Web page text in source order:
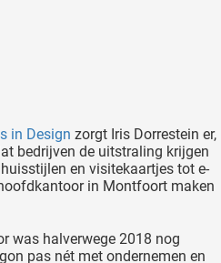
in Design zorgt Iris Dorrestein er,
bedrijven de uitstraling krijgen
en visitekaartjes tot e-
in Montfoort maken
was halverwege 2018 nog
pas nét met ondernemen en